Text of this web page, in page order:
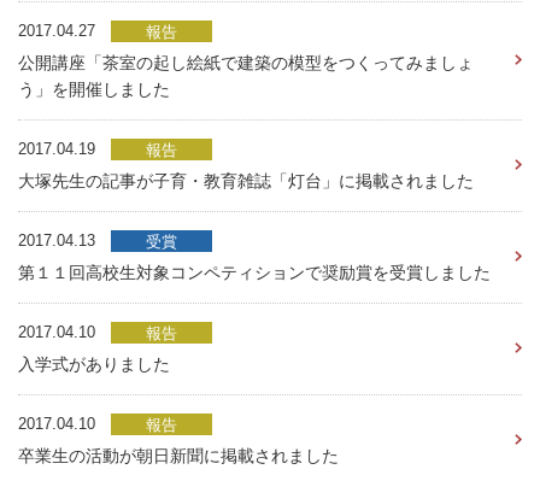
2017.04.27 報告
公開講座「茶室の起し絵紙で建築の模型をつくってみましょ
う」を開催しました
2017.04.19 報告
大塚先生の記事が子育・教育雑誌「灯台」に掲載されました
2017.04.13 受賞
第１１回高校生対象コンペティションで奨励賞を受賞しました
2017.04.10 報告
入学式がありました
2017.04.10 報告
卒業生の活動が朝日新聞に掲載されました